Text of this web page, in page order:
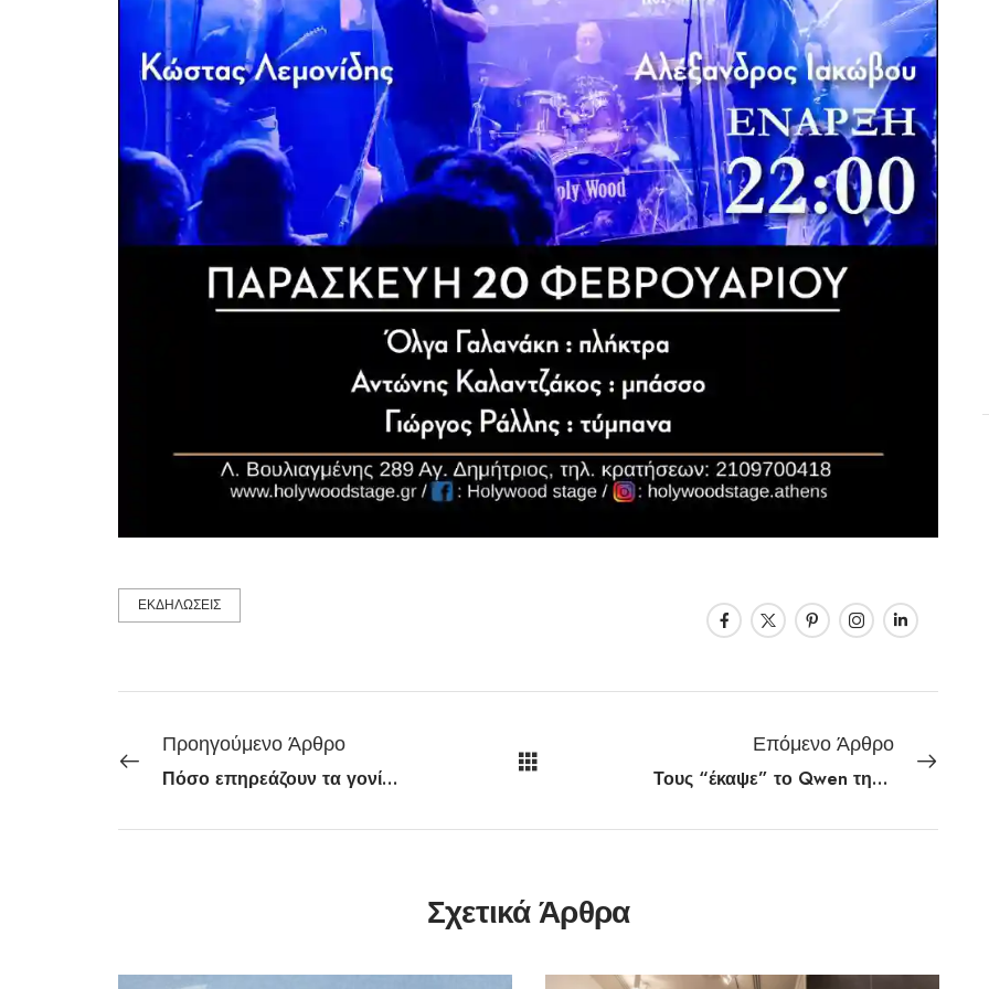
ΕΚΔΗΛΩΣΕΙΣ
Προηγούμενο Άρθρο
Πόσο επηρεάζουν τα γονίδια τη μακροζωία; Περισσότερο από όσο πιστεύαμε
Επόμενο Άρθρο
Τους “έκαψε” το Qwen της Alibaba: Έκανε κρατήσεις σε εστιατόρια με τηλεφώνημα και… ανθρώπινη χροιά
Σχετικά Άρθρα